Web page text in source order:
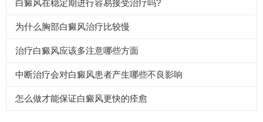
白癜风在稳定期进行容易接受治疗吗?
为什么胸部白癜风治疗比较慢
治疗白癜风应该多注意哪些方面
中断治疗会对白癜风患者产生哪些不良影响
怎么做才能保证白癜风更快的痊愈